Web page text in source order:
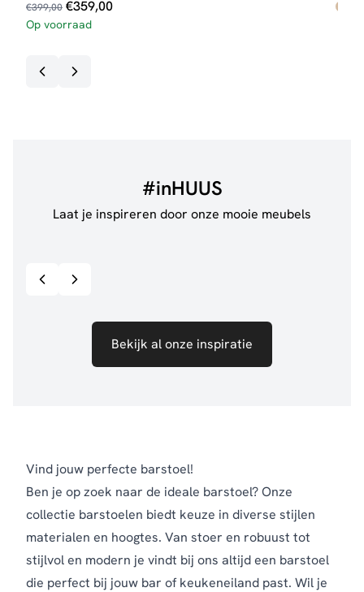
€399,00
Oorspronkelijke
prijs
€399,00.
€359,00
Huidige
prijs
€359,00.
Op voorraad
#inHUUS
Laat je inspireren door onze mooie meubels
Bekijk al onze inspiratie
Vind jouw perfecte barstoel!
Ben je op zoek naar de ideale barstoel? Onze
collectie barstoelen biedt keuze in diverse stijlen
materialen en hoogtes. Van stoer en robuust tot
stijlvol en modern je vindt bij ons altijd een barstoel
die perfect bij jouw bar of keukeneiland past. Wil je